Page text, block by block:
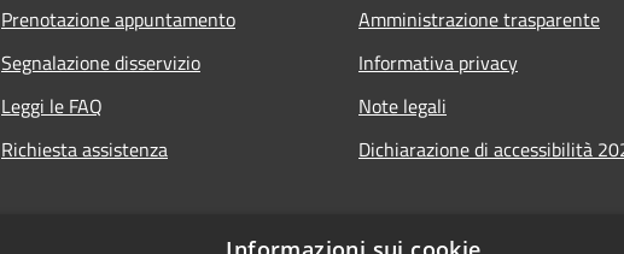
Prenotazione appuntamento
Segnalazione disservizio
Leggi le FAQ
Richiesta assistenza
Amministrazione trasparente
Informativa privacy
Note legali
Dichiarazione di accessibilità